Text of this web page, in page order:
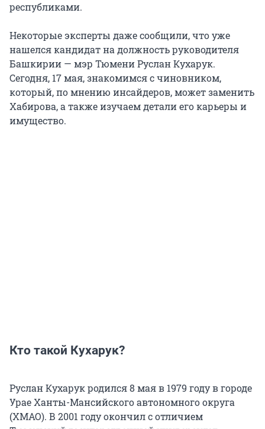
республиками.
Некоторые эксперты даже сообщили, что уже
нашелся кандидат на должность руководителя
Башкирии — мэр Тюмени Руслан Кухарук.
Сегодня, 17 мая, знакомимся с чиновником,
который, по мнению инсайдеров, может заменить
Хабирова, а также изучаем детали его карьеры и
имущество.
Кто такой Кухарук?
Руслан Кухарук родился 8 мая в 1979 году в городе
Урае Ханты-Мансийского автономного округа
(ХМАО). В 2001 году окончил с отличием